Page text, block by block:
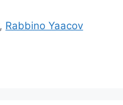
, Rabbino Yaacov